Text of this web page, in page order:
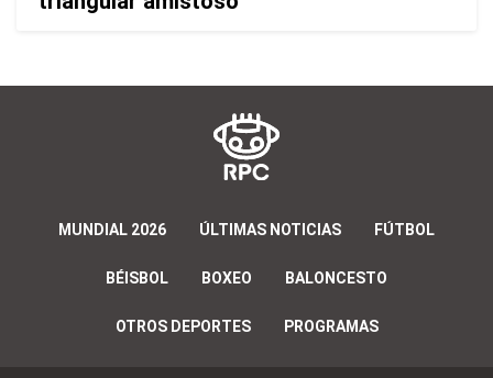
MUNDIAL 2026 ÚLTIMAS NOTICIAS FÚTBOL
BÉISBOL BOXEO BALONCESTO
OTROS DEPORTES PROGRAMAS